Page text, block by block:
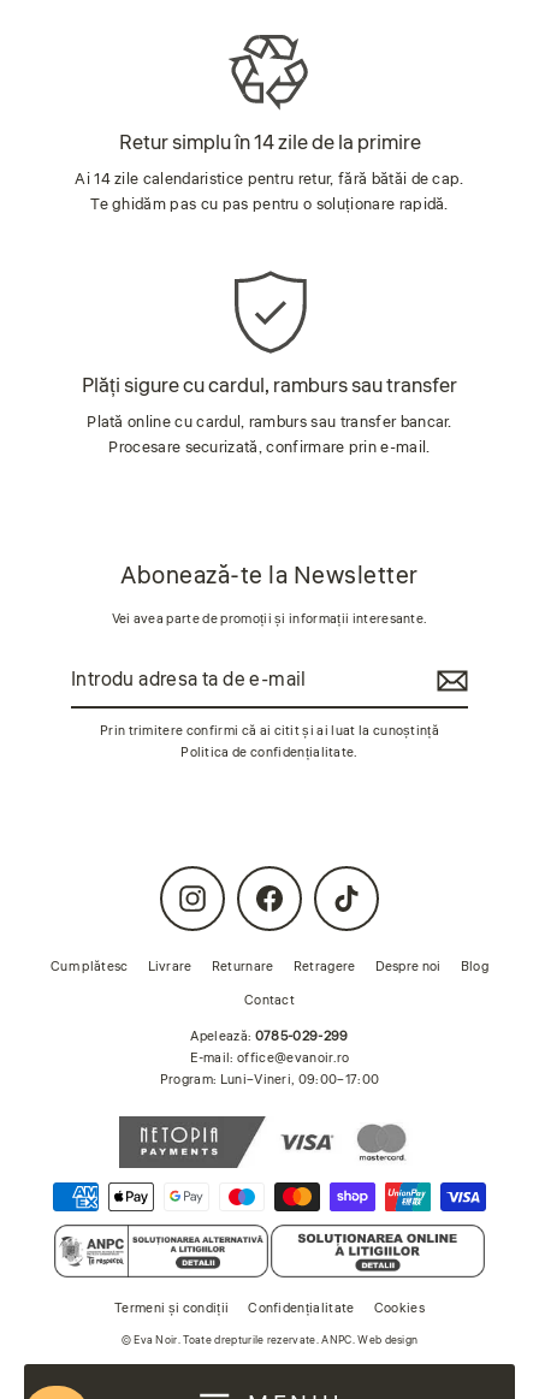
Retur simplu în 14 zile de la primire
Ai 14 zile calendaristice pentru retur, fără bătăi de cap.
Te ghidăm pas cu pas pentru o soluționare rapidă.
Plăți sigure cu cardul, ramburs sau transfer
Plată online cu cardul, ramburs sau transfer bancar.
Procesare securizată, confirmare prin e-mail.
Abonează-te la Newsletter
Vei avea parte de promoții și informații interesante.
adresa
Prin trimitere confirmi că ai citit și ai luat la cunoștință
Politica de confidențialitate.
Instagram Facebook TikTok
Cum plătesc Livrare Returnare Retragere Despre noi
Blog
Contact
Apelează: 0785-029-299
E-mail:office@evanoir.ro
Program: Luni–Vineri, 09:00–17:00
Termeni și condiții Confidențialitate Cookies
©Eva Noir. Toate drepturile rezervate.ANPC.Web design